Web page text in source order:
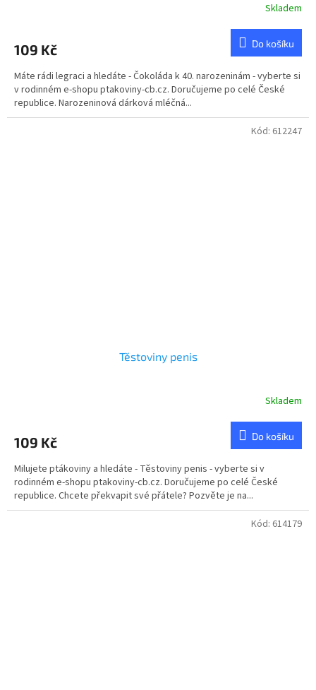
Skladem
109 Kč Do košíku
Máte rádi legraci a hledáte - Čokoláda k 40. narozeninám - vyberte si
v rodinném e-shopu ptakoviny-cb.cz. Doručujeme po celé České
republice. Narozeninová dárková mléčná...
Těstoviny penis
je
z
5
hvězdiček.
Skladem
109 Kč Do košíku
Milujete ptákoviny a hledáte - Těstoviny penis - vyberte si v
rodinném e-shopu ptakoviny-cb.cz. Doručujeme po celé České
republice. Chcete překvapit své přátele? Pozvěte je na...
Kód: 612247
Kód: 614179